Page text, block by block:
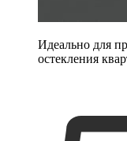
Идеально для
остекления